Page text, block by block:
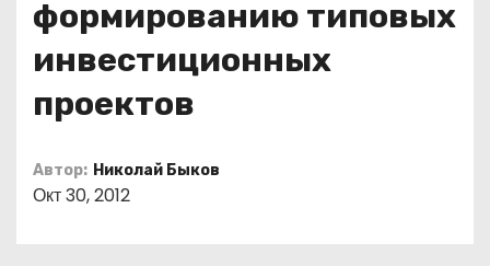
формированию типовых
инвестиционных
проектов
Автор: Николай Быков
Окт 30, 2012